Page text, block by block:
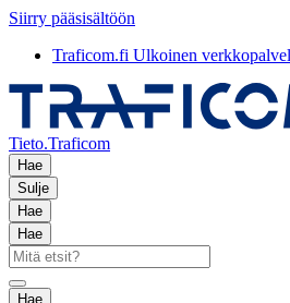
Siirry pääsisältöön
Traficom.fi Ulkoinen
Tieto.Traficom
Hae
Sulje
Hae
Hae
Hae